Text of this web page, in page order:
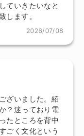
ていきたいなと
します。
2026/07/08
ざいました。紹
？迷っており電
たところを背中
ごく文化という